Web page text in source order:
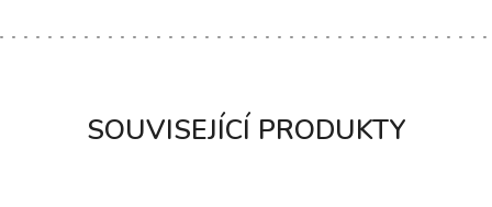
SOUVISEJÍCÍ PRODUKTY